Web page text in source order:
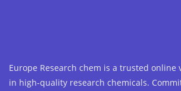
Europe Research chem is a trusted online
in high-quality research chemicals.